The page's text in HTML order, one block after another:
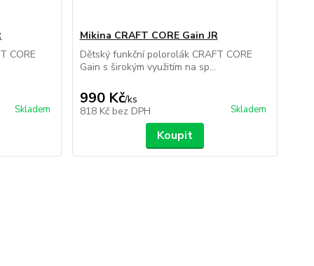
CORE
Skladem
Mikina CRAFT CORE Gain JR
Dětský funkční polorolák CRAFT CORE
Gain s širokým využitím na sp...
990 Kč/ks
818 Kč bez DPH Skladem
Koupit